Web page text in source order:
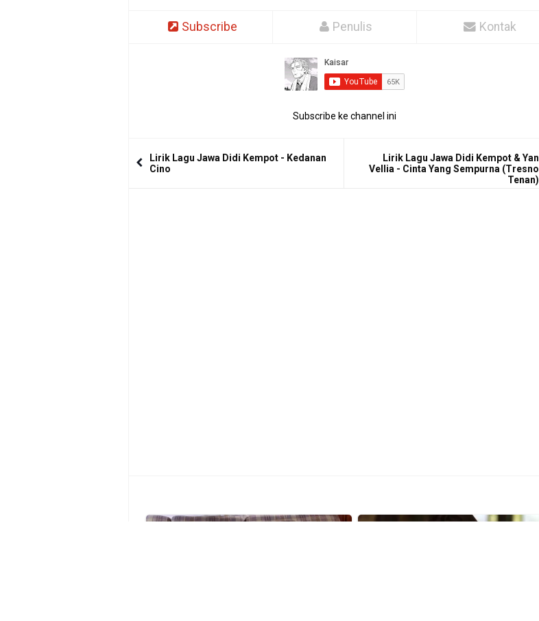
Subscribe Penulis Kontak
Subscribe ke channel ini
Lirik Lagu Jawa Didi Kempot - Kedanan
Cino
Lirik Lagu Jawa Didi Kempot & Yan
Vellia - Cinta Yang Sempurna (Tresno
Tenan)